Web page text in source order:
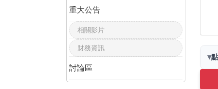
重大公告
相關影片
財務資訊
討論區
▾